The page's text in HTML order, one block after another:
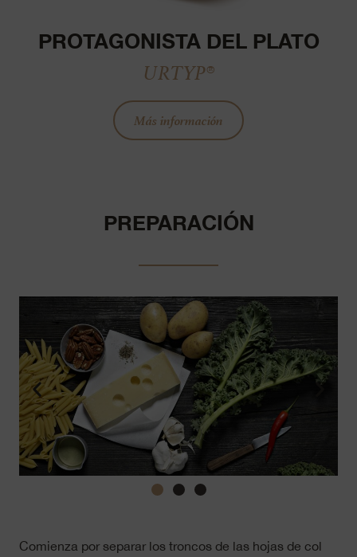
PROTAGONISTA DEL PLATO
URTYP®
Más información
PREPARACIÓN
Comienza por separar los troncos de las hojas de col